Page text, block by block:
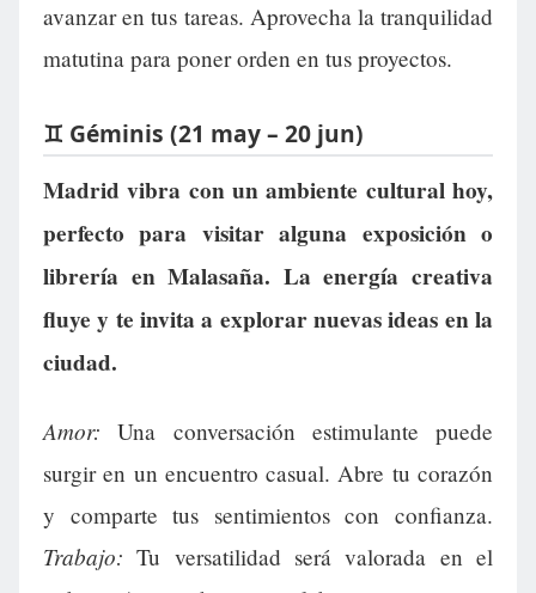
avanzar en tus tareas. Aprovecha la tranquilidad
matutina para poner orden en tus proyectos.
♊ Géminis (21 may – 20 jun)
Madrid vibra con un ambiente cultural hoy,
perfecto para visitar alguna exposición o
librería en Malasaña. La energía creativa
fluye y te invita a explorar nuevas ideas en la
ciudad.
Amor: Una conversación estimulante puede
surgir en un encuentro casual. Abre tu corazón
y comparte tus sentimientos con confianza.
Trabajo: Tu versatilidad será valorada en el